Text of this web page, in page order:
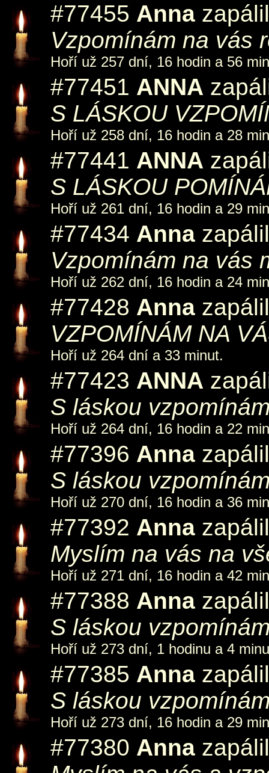
#77455 Anna
Vzpomínám na vás
Hoří už 257 dní, 16 hodin a 56
#77451 ANNA
S LÁSKOU
Hoří už 258 dní, 16 hodin a 28
#77441 ANNA
S LÁSKOU
Hoří už 261 dní, 16 hodin a 29
#77434 Anna
Vzpomínám na vás
Hoří už 262 dní, 16 hodin a 24
#77428 Anna
VZPOMÍNÁM NA
Hoří už 264 dní a 33 minut.
#77423 ANNA
S láskou
Hoří už 264 dní, 16 hodin a 22
#77396 Anna
S láskou
Hoří už 270 dní, 16 hodin a 36
#77392 Anna
Myslím na vás na
Hoří už 271 dní, 16 hodin a 42
#77388 Anna
S láskou
Hoří už 273 dní, 1 hodinu a 4
#77385 Anna
S láskou
Hoří už 273 dní, 16 hodin a 29
#77380 Anna